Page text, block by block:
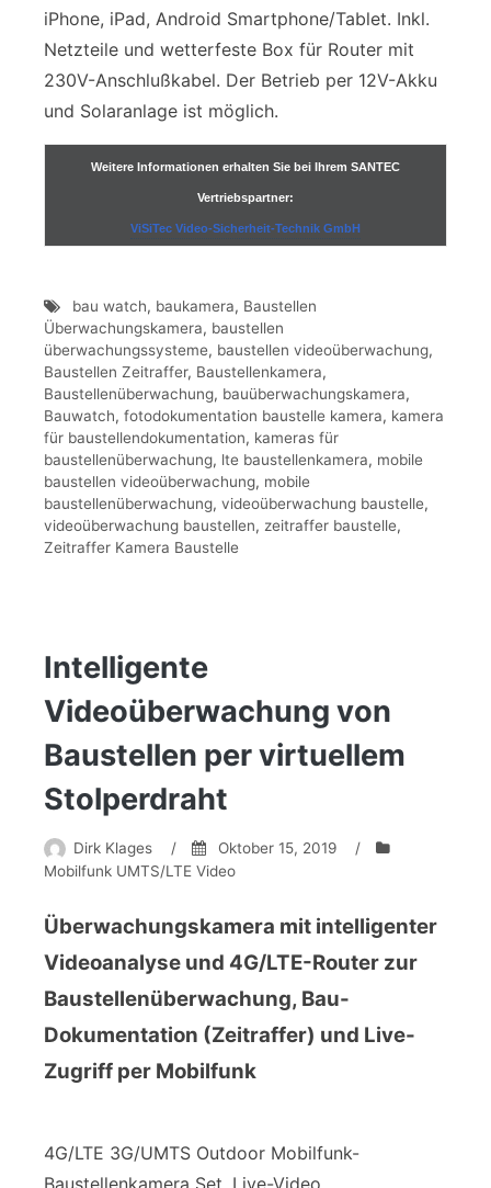
iPhone, iPad, Android Smartphone/Tablet. Inkl.
Netzteile und wetterfeste Box für Router mit
230V-Anschlußkabel. Der Betrieb per 12V-Akku
und Solaranlage ist möglich.
Weitere Informationen erhalten Sie bei Ihrem SANTEC
Vertriebspartner:
ViSiTec Video-Sicherheit-Technik GmbH
bau watch, baukamera, Baustellen
Überwachungskamera, baustellen
überwachungssysteme, baustellen videoüberwachung,
Baustellen Zeitraffer, Baustellenkamera,
Baustellenüberwachung, bauüberwachungskamera,
Bauwatch, fotodokumentation baustelle kamera, kamera
für baustellendokumentation, kameras für
baustellenüberwachung, lte baustellenkamera, mobile
baustellen videoüberwachung, mobile
baustellenüberwachung, videoüberwachung baustelle,
videoüberwachung baustellen, zeitraffer baustelle,
Zeitraffer Kamera Baustelle
Intelligente
Videoüberwachung von
Baustellen per virtuellem
Stolperdraht
Dirk Klages / Oktober 15, 2019
/
Mobilfunk UMTS/LTE Video
Überwachungskamera mit intelligenter
Videoanalyse und 4G/LTE-Router zur
Baustellenüberwachung, Bau-
Dokumentation (Zeitraffer) und Live-
Zugriff per Mobilfunk
4G/LTE 3G/UMTS Outdoor Mobilfunk-